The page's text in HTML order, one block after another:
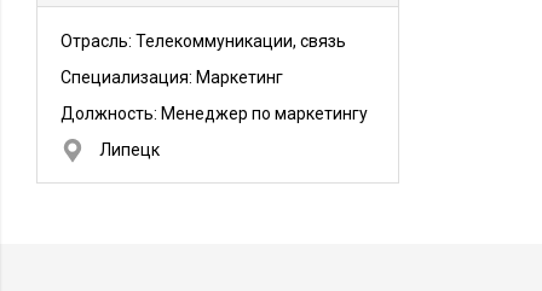
Отрасль: Телекоммуникации, связь
Специализация: Маркетинг
Должность: Менеджер по маркетингу
Липецк